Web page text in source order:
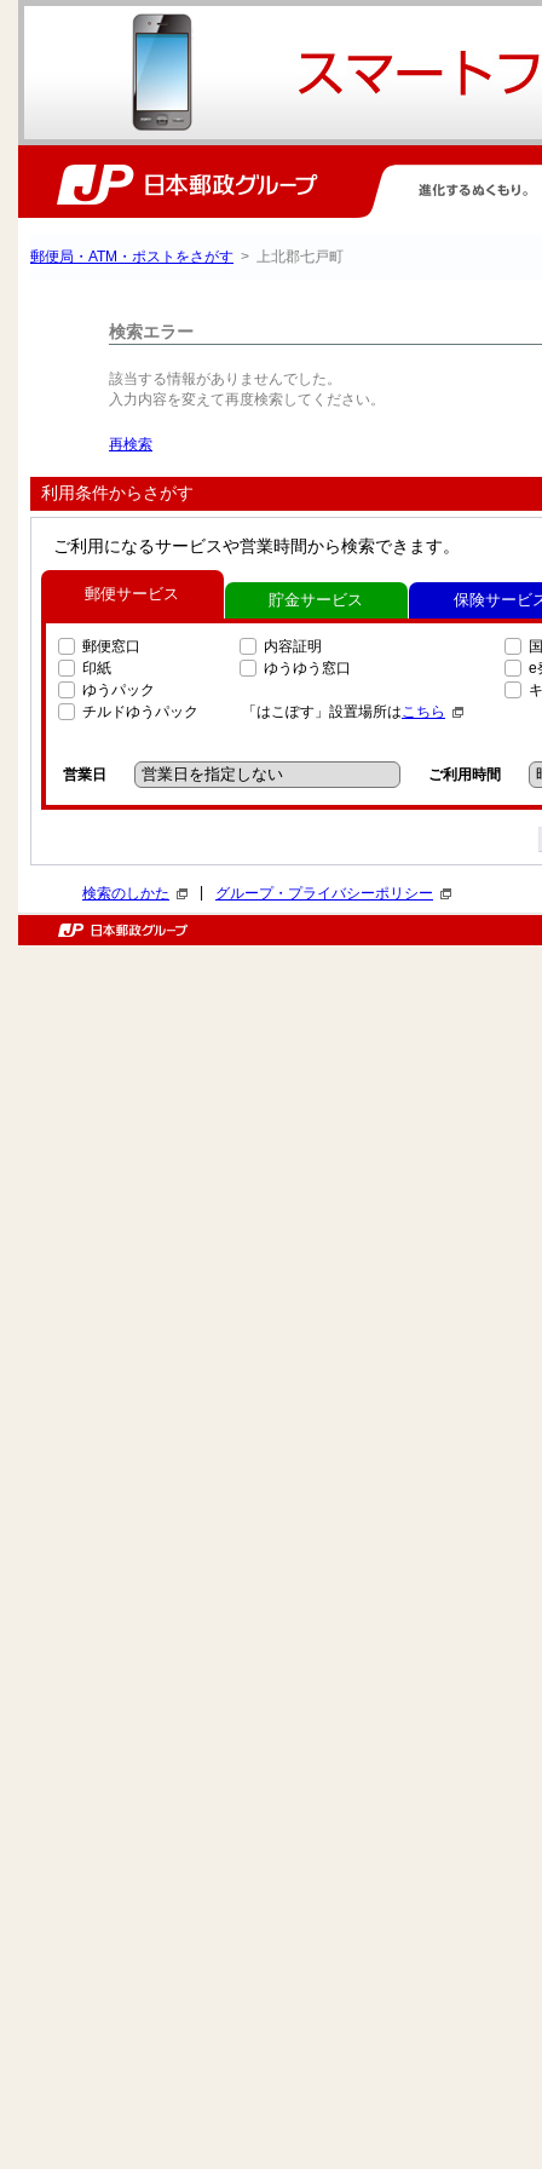
郵便局・ATM・ポストをさがす > 上北郡七戸町
検索エラー
該当する情報がありませんでした。
入力内容を変えて再度検索してください。
再検索
利用条件からさがす
ご利用になるサービスや営業時間から検索できます。
郵便サービス
郵便窓口
印紙
ゆうパック
チルドゆうパック
内容証明
ゆうゆう窓口
「はこぽす」設置場所はこちら
e
営業日 ご利用時間
貯金サービス 保険サービ
検索のしかた グループ・プライバシーポリシー